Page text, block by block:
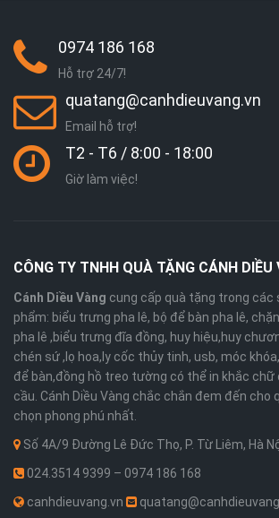
0974 186 168
Hỗ trợ 24/7!
quatang@canhdieuvang.vn
Email hỗ trợ!
T2 - T6 / 8:00 - 18:00
Giờ làm việc!
CÔNG TY TNHH QUÀ TẶNG CÁNH DIỀU
Cánh Diều Vàng cung cấp quà tặng trong các
phẩm: biểu trưng pha lê, bộ để bàn pha lê,
pha lê ,biểu trưng đĩa đồng, huy hiệu,huy
chén sứ ,lọ hoa,ly cốc thủy tinh, usb, móc
để bàn,đồng hồ treo tường có thể in khắc chữ
cầu. Cánh Diều Vàng chắc chắn đem đến cho
chọn phong phú nhất.
Số 4A/9 Đường Lê Đức Thọ, P. Từ Liêm, Hà
024.3514 9399 – 0974 186 168
canhdieuvang.vn